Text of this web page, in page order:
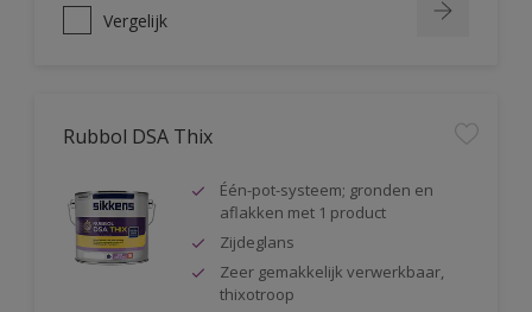
Vergelijk
Rubbol DSA Thix
Één-pot-systeem; gronden en
aflakken met 1 product
Zijdeglans
Zeer gemakkelijk verwerkbaar,
thixotroop